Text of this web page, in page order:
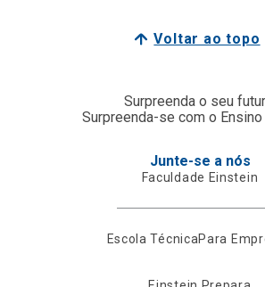
Voltar ao topo
Surpreenda o seu
Surpreenda-se com o Ensino
Junte-se a nós
Faculdade Einstein
Escola TécnicaPara